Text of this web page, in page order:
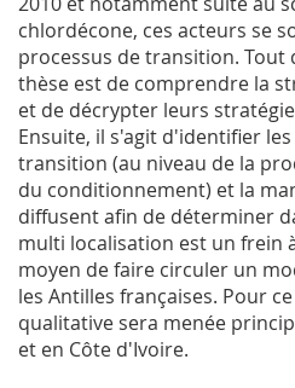
chlordécone, ces acteurs se
processus de transition.
thèse est de comprendre la
et de décrypter leurs
Ensuite, il s'agit d'identifier
transition (au niveau de la
du conditionnement) et la
diffusent afin de déterminer
multi localisation est un frein
moyen de faire circuler un
les Antilles françaises. Pour
qualitative sera menée
et en Côte d'Ivoire.